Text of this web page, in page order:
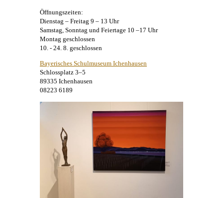
Öffnungszeiten:
Dienstag – Freitag 9 – 13 Uhr
Samstag, Sonntag und Feiertage 10 –17 Uhr
Montag geschlossen
10. - 24. 8. geschlossen
Bayerisches Schulmuseum Ichenhausen
Schlossplatz 3–5
89335 Ichenhausen
08223 6189